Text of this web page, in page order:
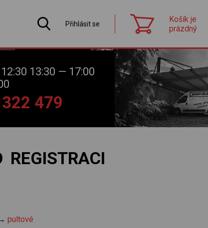
Přihlásit se
Košík je
prázdný
13:30 — 17:00
479
pultové